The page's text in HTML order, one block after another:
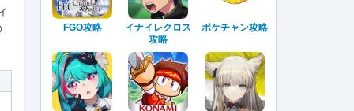
FGO攻略
イナイレクロス
攻略
ポケチャン攻略